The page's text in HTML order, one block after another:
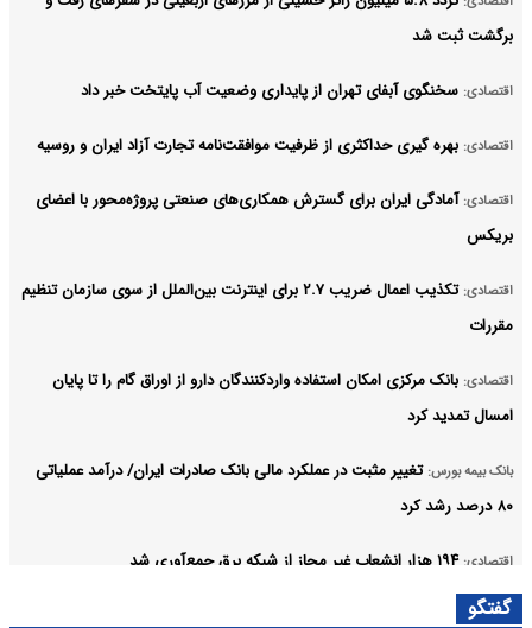
برگشت ثبت شد
اقتصادی: سخنگوی آبفای تهران از پایداری وضعیت آب پایتخت خبر داد
اقتصادی: بهره گیری حداکثری از ظرفیت موافقت‌نامه تجارت آزاد ایران و روسیه
اقتصادی: آمادگی ایران برای گسترش همکاری‌های صنعتی پروژه‌محور با اعضای
بریکس
اقتصادی:
تکذیب اعمال ضریب ۲.۷ برای اینترنت بین‌الملل از سوی سازمان تنظیم
مقررات
اقتصادی: بانک مرکزی امکان استفاده واردکنندگان دارو از اوراق گام را تا پایان
امسال تمدید کرد
بانک بیمه بورس: تغییر مثبت در عملکرد مالی بانک صادرات ایران/ درآمد عملیاتی
۸۰ درصد رشد کرد
اقتصادی: ۱۹۴ هزار انشعاب غیر مجاز از شبکه برق جمع‌آوری شد
اقتصادی:
گفتگو